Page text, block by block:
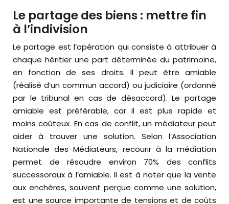
Le partage des biens : mettre fin
à l’indivision
Le partage est l’opération qui consiste à attribuer à
chaque héritier une part déterminée du patrimoine,
en fonction de ses droits. Il peut être amiable
(réalisé d’un commun accord) ou judiciaire (ordonné
par le tribunal en cas de désaccord). Le partage
amiable est préférable, car il est plus rapide et
moins coûteux. En cas de conflit, un médiateur peut
aider à trouver une solution. Selon l’Association
Nationale des Médiateurs, recourir à la médiation
permet de résoudre environ 70% des conflits
successoraux à l’amiable. Il est à noter que la vente
aux enchères, souvent perçue comme une solution,
est une source importante de tensions et de coûts